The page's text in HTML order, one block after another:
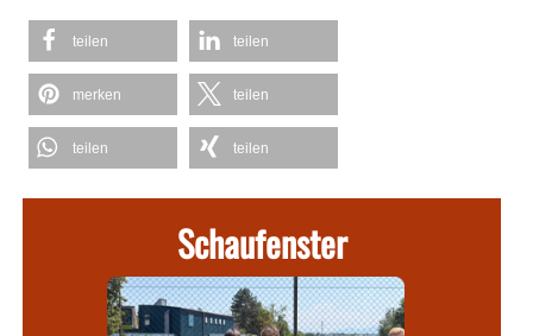
teilen teilen
merken teilen
teilen teilen
Schaufenster